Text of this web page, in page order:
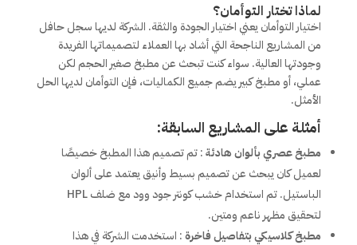
لماذا تختار التوأمان؟
اختيار التوأمان يعني اختيار الجودة والثقة. الشركة لديها سجل حافل
من المشاريع الناجحة التي أشاد بها العملاء لتصميماتها الفريدة
وجودتها العالية. سواء كنت تبحث عن مطبخ صغير الحجم لكن
عملي، أو مطبخ كبير يضم جميع الكماليات، فإن التوأمان لديها الحل
الأمثل.
أمثلة على المشاريع السابقة:
مطبخ عصري بألوان هادئة: تم تصميم هذا المطبخ خصيصًا
لعميل كان يبحث عن تصميم بسيط وأنيق يعتمد على ألوان
الباستيل. تم استخدام خشب كونتر جود وود مع ضلف HPL
لتحقيق مظهر ناعم ومتين.
مطبخ كلاسيكي بتفاصيل فاخرة: استخدمت الشركة في هذا